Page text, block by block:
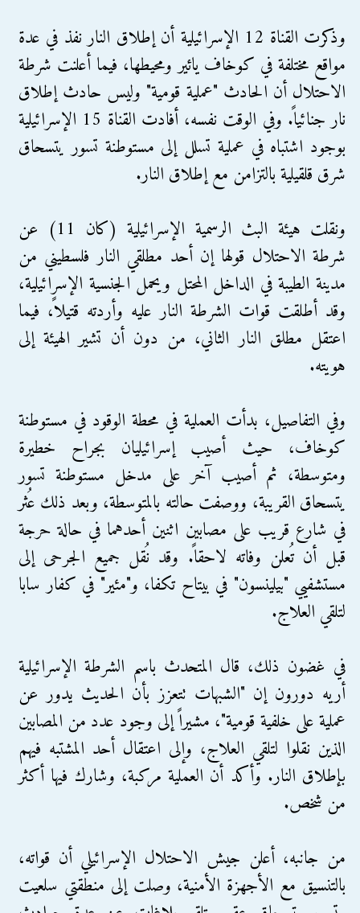
وذكرت القناة 12 الإسرائيلية أن إطلاق النار نفذ في عدة
مواقع مختلفة في كوخاف يائير ومحيطها، فيما أعلنت شرطة
الاحتلال أن الحادث "عملية قومية" وليس حادث إطلاق
نار جنائياً. وفي الوقت نفسه، أفادت القناة 15 الإسرائيلية
بوجود اشتباه في عملية تسلل إلى مستوطنة تسور يتسحاق
شرق قلقيلية بالتزامن مع إطلاق النار.
ونقلت هيئة البث الرسمية الإسرائيلية (كان 11) عن
شرطة الاحتلال قولها إن أحد مطلقي النار فلسطيني من
مدينة الطيبة في الداخل المحتل ويحمل الجنسية الإسرائيلية،
وقد أطلقت قوات الشرطة النار عليه وأردته قتيلاً، فيما
اعتقل مطلق النار الثاني، من دون أن تشير الهيئة إلى
هويته.
وفي التفاصيل، بدأت العملية في محطة الوقود في مستوطنة
كوخاف، حيث أصيب إسرائيليان بجراح خطيرة
ومتوسطة، ثم أصيب آخر على مدخل مستوطنة تسور
يتسحاق القريبة، ووصفت حالته بالمتوسطة، وبعد ذلك عُثر
في شارع قريب على مصابين اثنين أحدهما في حالة حرجة
قبل أن تُعلن وفاته لاحقاً. وقد نُقل جميع الجرحى إلى
مستشفيي "بيلينسون" في بيتاح تكفا، و"مئير" في كفار سابا
لتلقي العلاج.
في غضون ذلك، قال المتحدث باسم الشرطة الإسرائيلية
أريه دورون إن "الشبهات تتعزز بأن الحديث يدور عن
عملية على خلفية قومية"، مشيراً إلى وجود عدد من المصابين
الذين نقلوا لتلقي العلاج، وإلى اعتقال أحد المشتبه فيهم
بإطلاق النار. وأكد أن العملية مركبة، وشارك فيها أكثر
من شخص.
من جانبه، أعلن جيش الاحتلال الإسرائيلي أن قواته،
بالتنسيق مع الأجهزة الأمنية، وصلت إلى منطقتي سلعيت